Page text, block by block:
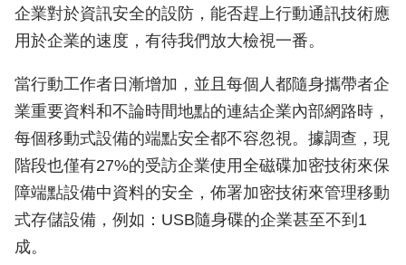
企業對於資訊安全的設防，能否趕上行動通訊技術應
用於企業的速度，有待我們放大檢視一番。
當行動工作者日漸增加，並且每個人都隨身攜帶者企
業重要資料和不論時間地點的連結企業內部網路時，
每個移動式設備的端點安全都不容忽視。據調查，現
階段也僅有27%的受訪企業使用全磁碟加密技術來保
障端點設備中資料的安全，佈署加密技術來管理移動
式存儲設備，例如：USB隨身碟的企業甚至不到1
成。